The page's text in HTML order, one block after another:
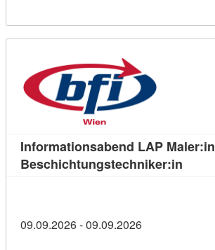
Informationsabend LAP
Beschichtungstechniker:in
09.09.2026 - 09.09.2026